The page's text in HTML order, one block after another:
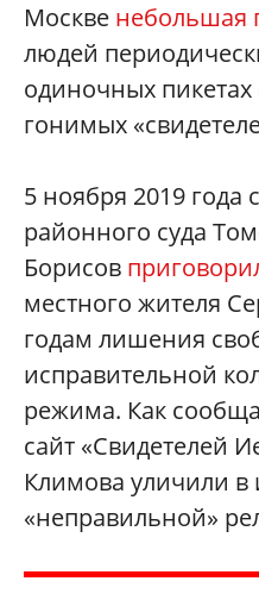
Москве небольшая
людей
одиночных
гонимых
5 ноября 2019 года
районного суда
Борисов
местного жителя
годам лишения
исправительной
режима. Как
сайт «Свидетелей
Климова уличили в
«неправильной»